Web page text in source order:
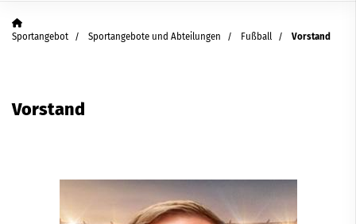
Sportangebot Sportangebote und Abteilungen Fußball Vorstand
Vorstand